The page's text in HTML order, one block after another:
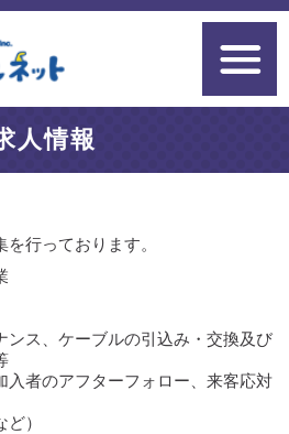
人情報
行っております。
ス、ケーブルの引込み・交換及び
者のアフターフォロー、来客応対
）